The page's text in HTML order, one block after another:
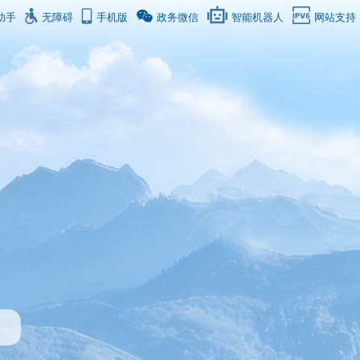
手 无障碍 手机版 政务微信 智能机器人 网站支持